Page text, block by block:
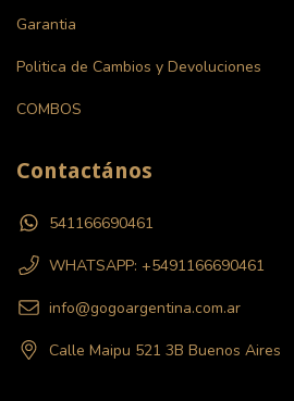
Garantia
Politica de Cambios y Devoluciones
COMBOS
Contactános
541166690461
WHATSAPP: +5491166690461
info@gogoargentina.com.ar
Calle Maipu 521 3B Buenos Aires